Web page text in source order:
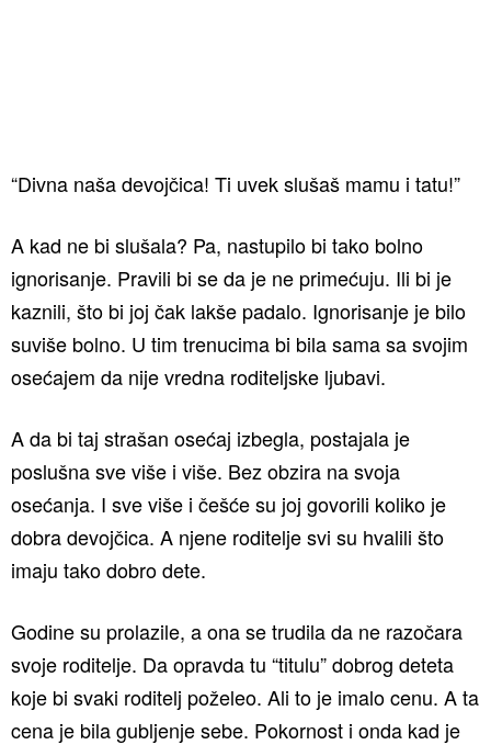
“Divna naša devojčica! Ti uvek slušaš mamu i tatu!”
A kad ne bi slušala? Pa, nastupilo bi tako bolno
ignorisanje. Pravili bi se da je ne primećuju. Ili bi je
kaznili, što bi joj čak lakše padalo. Ignorisanje je bilo
suviše bolno. U tim trenucima bi bila sama sa svojim
osećajem da nije vredna roditeljske ljubavi.
A da bi taj strašan osećaj izbegla, postajala je
poslušna sve više i više. Bez obzira na svoja
osećanja. I sve više i češće su joj govorili koliko je
dobra devojčica. A njene roditelje svi su hvalili što
imaju tako dobro dete.
Godine su prolazile, a ona se trudila da ne razočara
svoje roditelje. Da opravda tu “titulu” dobrog deteta
koje bi svaki roditelj poželeo. Ali to je imalo cenu. A ta
cena je bila gubljenje sebe. Pokornost i onda kad je